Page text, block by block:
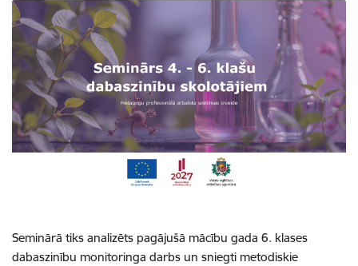
Seminārā tiks analizēts pagājušā mācību gada 6. klases
dabaszinību monitoringa darbs un sniegti metodiskie